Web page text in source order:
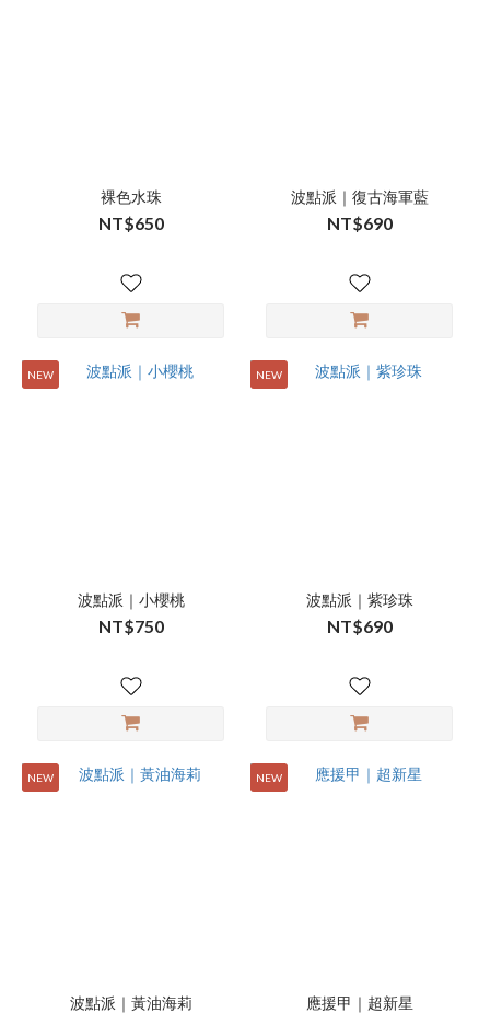
裸色水珠
NT$650
波點派｜復古海軍藍
NT$690
NEW
波點派｜小櫻桃
NT$750
NEW
波點派｜紫珍珠
NT$690
NEW
波點派｜黃油海莉
NEW
應援甲｜超新星